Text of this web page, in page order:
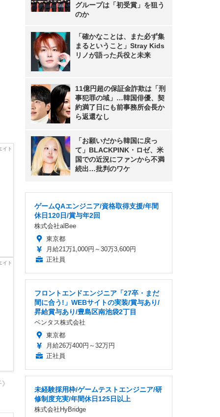
グループは「初受賞」を狙う
のか
「確かなことは、また必ず集
まるということ」Stray Kids
リノが語った兵役と未来
11億円超の保証金詐欺は「刑
事犯罪の域」…韓国俳優、契
約満了日にも前事務所会長か
ら返還なし
「お願いだから韓国に戻っ
て」BLACKPINK・ロゼ、米
国での近況にファンから不満
続出…批判のワケ
ゲームQAエンジニア/資格取得支援/年間
休日120日/賞与年2回
株式会社alBee
東京都
月給21万1,000円～30万3,600円
正社員
フロントエンドエンジニア「27卒・まだ
間に合う!」WEBサイトの実装/賞与あり/
昇給賞与あり/豊島区南池袋2丁目
ベンタス株式会社
東京都
月給26万400円～32万円
正社員
未経験採用枠/ゲームテストエンジニア/研
修制度充実/年間休日125日以上
株式会社HyBridge